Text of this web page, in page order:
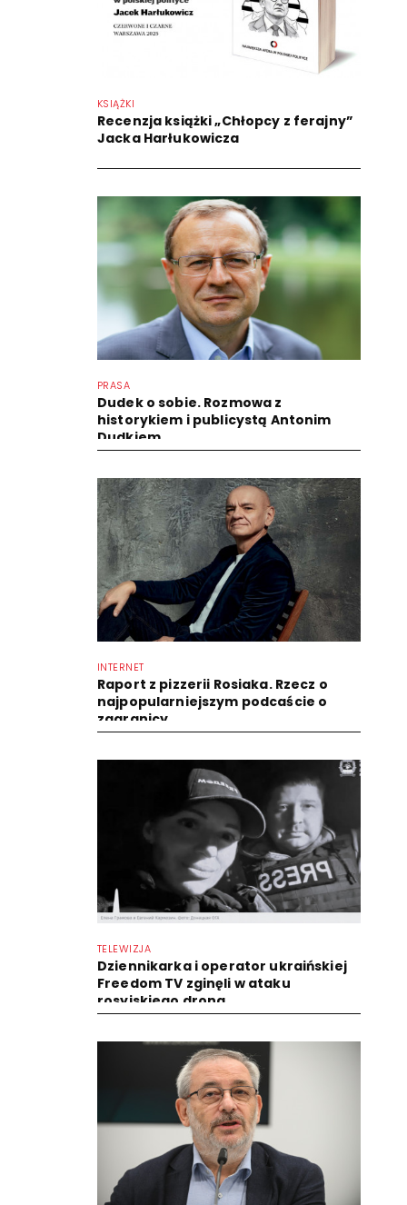
KSIĄŻKI
Recenzja książki „Chłopcy z ferajny”
Jacka Harłukowicza
PRASA
Dudek o sobie. Rozmowa z
historykiem i publicystą Antonim
Dudkiem
INTERNET
Raport z pizzerii Rosiaka. Rzecz o
najpopularniejszym podcaście o
zagranicy
TELEWIZJA
Dziennikarka i operator ukraińskiej
Freedom TV zginęli w ataku
rosyjskiego drona